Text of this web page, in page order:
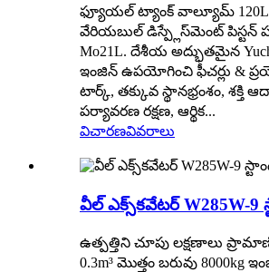
ఫ్యూయల్ ట్యాంక్ వాల్యూమ్
వేరియబుల్ డిస్ప్లేస్‌మెంట్ పిస్టన్
Mo21L. దేశీయ అద్భుతమైన
ఇంజిన్ ఉపయోగించి ఫీచర్లు &
టార్క్, తక్కువ స్థానభ్రంశం, శక్తి
పర్యావరణ రక్షణ, ఆర్థిక...
విచారణవివరాలు
వీల్ ఎక్స్‌కవేటర్ W285W-9
ఉత్పత్తిని చూపు లక్షణాలు
0.3m³ మొత్తం బరువు 8000kg